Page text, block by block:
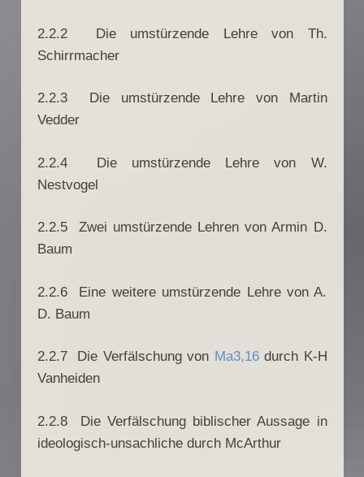
2.2.2 Die umstürzende Lehre von Th.
Schirrmacher
2.2.3 Die umstürzende Lehre von Martin
Vedder
2.2.4 Die umstürzende Lehre von W.
Nestvogel
2.2.5 Zwei umstürzende Lehren von Armin D.
Baum
2.2.6 Eine weitere umstürzende Lehre von A.
D. Baum
2.2.7 Die Verfälschung von Ma3,16durch K-H
Vanheiden
2.2.8 Die Verfälschung biblischer Aussage in
ideologisch-unsachliche durch McArthur